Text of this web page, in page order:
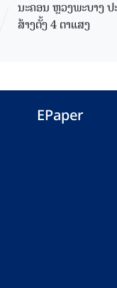
ນະຄອນ ຫຼວງພະບາງ ປ
ສ້າງ​ຕັ້ງ 4 ຕາແສງ
EPaper